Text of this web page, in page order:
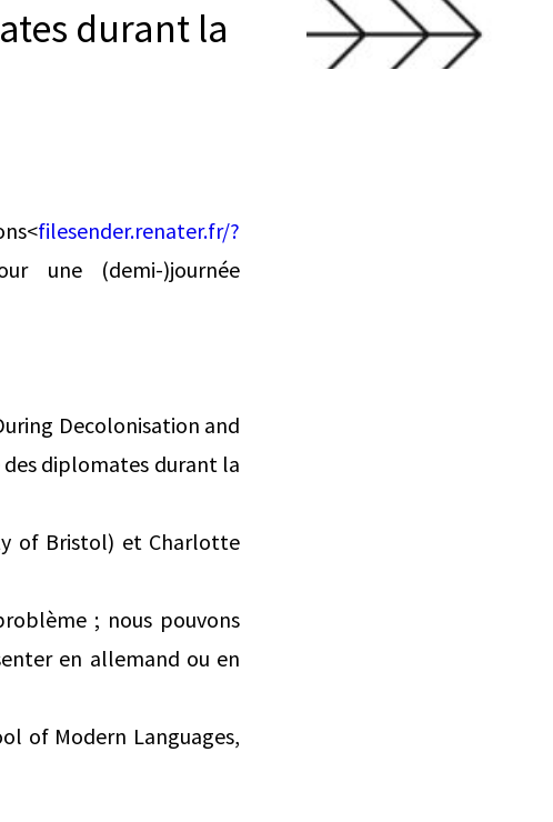
durant la
filesender.renater.fr/?
une (demi-)journée
Decolonisation and
des diplomates durant la
of Bristol) et Charlotte
; nous pouvons
en allemand ou en
of Modern Languages,